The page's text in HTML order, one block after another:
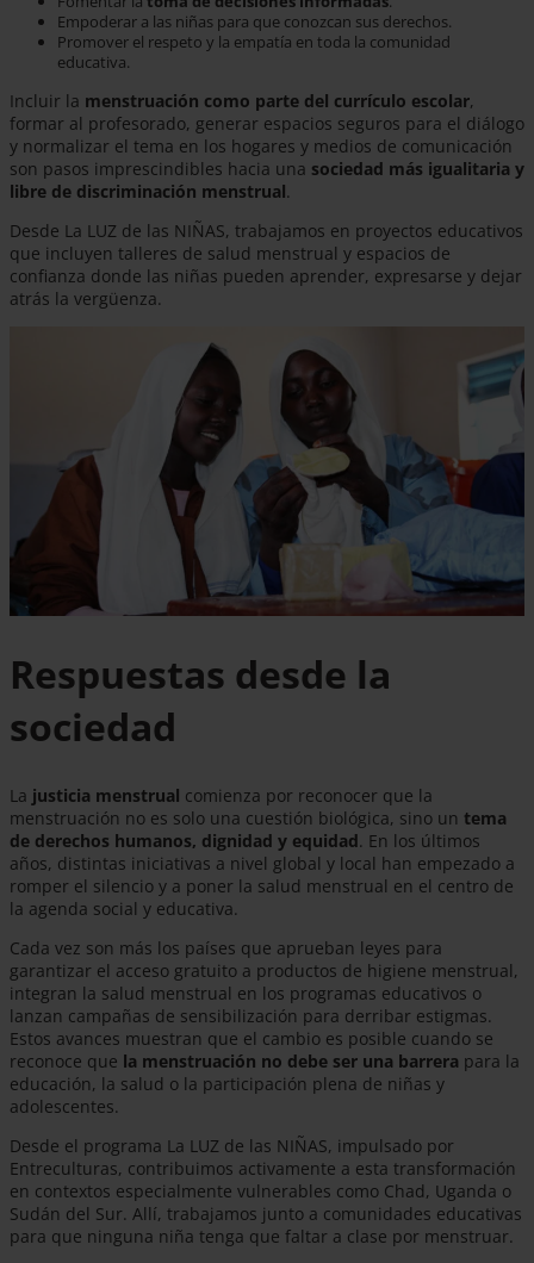
Empoderar a las niñas para que conozcan sus derechos.
Promover el respeto y la empatía en toda la comunidad
educativa.
Incluir la menstruación como parte del currículo escolar,
formar al profesorado, generar espacios seguros para el diálogo
y normalizar el tema en los hogares y medios de comunicación
son pasos imprescindibles hacia una sociedad más igualitaria y
libre de discriminación menstrual.
Desde La LUZ de las NIÑAS, trabajamos en proyectos educativos
que incluyen talleres de salud menstrual y espacios de
confianza donde las niñas pueden aprender, expresarse y dejar
atrás la vergüenza.
Respuestas desde la
sociedad
La justicia menstrual comienza por reconocer que la
menstruación no es solo una cuestión biológica, sino un tema
de derechos humanos, dignidad y equidad. En los últimos
años, distintas iniciativas a nivel global y local han empezado a
romper el silencio y a poner la salud menstrual en el centro de
la agenda social y educativa.
Cada vez son más los países que aprueban leyes para
garantizar el acceso gratuito a productos de higiene menstrual,
integran la salud menstrual en los programas educativos o
lanzan campañas de sensibilización para derribar estigmas.
Estos avances muestran que el cambio es posible cuando se
reconoce que la menstruación no debe ser una barrera para la
educación, la salud o la participación plena de niñas y
adolescentes.
Desde el programa La LUZ de las NIÑAS, impulsado por
Entreculturas, contribuimos activamente a esta transformación
en contextos especialmente vulnerables como Chad, Uganda o
Sudán del Sur. Allí, trabajamos junto a comunidades educativas
para que ninguna niña tenga que faltar a clase por menstruar.